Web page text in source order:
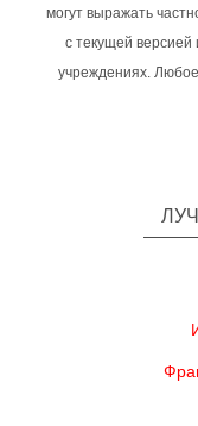
могут выражать
с текущей
учреждениях.